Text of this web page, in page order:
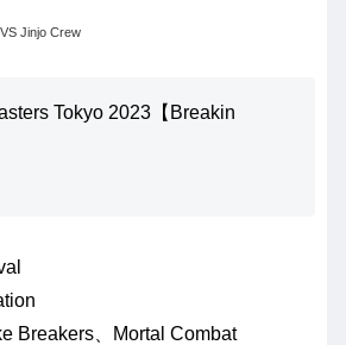
Jinjo Crew
Tokyo 2023【Breakin
Breakers、Mortal Combat